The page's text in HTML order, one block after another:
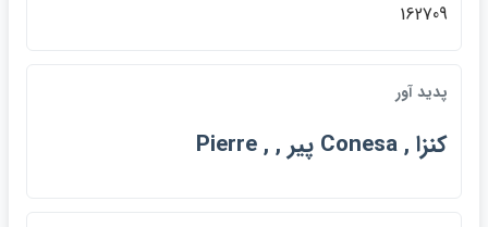
162709
پديد آور
كنزا , Conesa پير , , Pierre